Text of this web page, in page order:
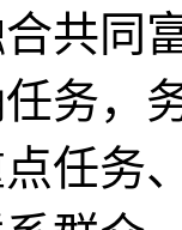
共同
务，
任务